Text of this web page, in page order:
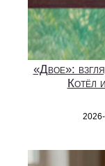
«Двое»:
Котёл